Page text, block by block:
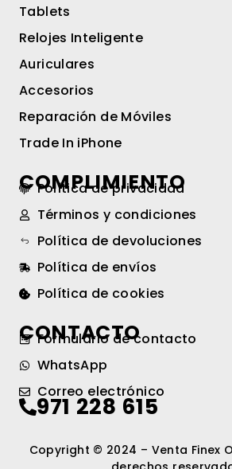
Tablets
Relojes Inteligente
Auriculares
Accesorios
Reparación de Móviles
Trade In iPhone
COMPLIMIENTO
Política de privacidad
Términos y condiciones
Política de devoluciones
Política de envíos
Política de cookies
CONTACTO
Formulario de contacto
WhatsApp
Correo electrónico
971 228 615
Copyright © 2024 – Venta Finex